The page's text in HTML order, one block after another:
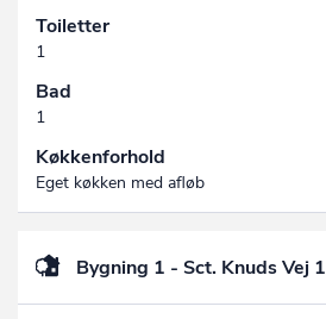
Toiletter
1
Bad
1
Køkkenforhold
Eget køkken med afløb
Bygning 1 - Sct. Knuds Vej 1